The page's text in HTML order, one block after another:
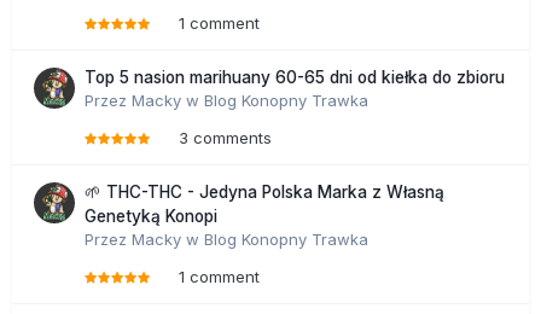
1 comment
Top 5 nasion marihuany 60-65 dni od kiełka do zbioru
Przez Macky w Blog Konopny Trawka
3 comments
🌱 THC-THC - Jedyna Polska Marka z Własną
Genetyką Konopi
Przez Macky w Blog Konopny Trawka
1 comment